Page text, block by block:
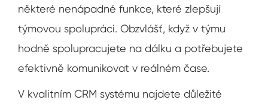
některé nenápadné funkce, které zlepšují
týmovou spolupráci. Obzvlášť, když v týmu
hodně spolupracujete na dálku a potřebujete
efektivně komunikovat v reálném čase.
V kvalitním CRM systému najdete důležité